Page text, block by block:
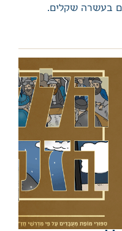
בעשרה שקלים.